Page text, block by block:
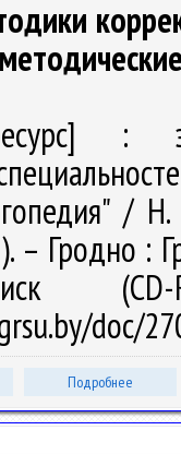
:
/ Н.
– Гродно :
doc/
Подробнее